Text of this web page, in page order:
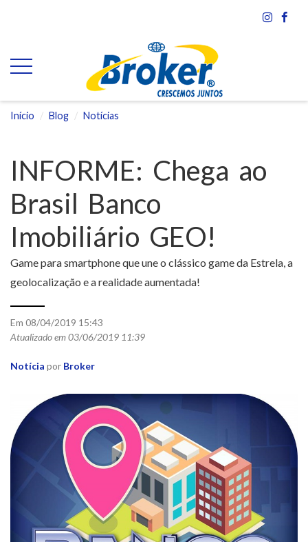
Início Blog Notícias
INFORME: Chega ao
Brasil Banco
Imobiliário GEO!
Game para smartphone que une o clássico game da Estrela, a
geolocalização e a realidade aumentada!
Em 08/04/2019 15:43
Atualizado em 03/06/2019 11:39
Notícia por Broker